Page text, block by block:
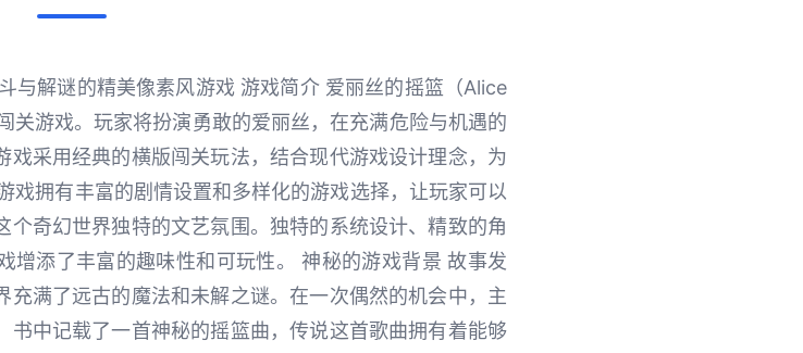
与解谜的精美像素风游戏 游戏简介 爱丽丝的摇篮（Alice
关游戏。玩家将扮演勇敢的爱丽丝，在充满危险与机遇的
采用经典的横版闯关玩法，结合现代游戏设计理念，为
戏拥有丰富的剧情设置和多样化的游戏选择，让玩家可以
个奇幻世界独特的文艺氛围。独特的系统设计、精致的角
增添了丰富的趣味性和可玩性。 神秘的游戏背景 故事发
满了远古的魔法和未解之谜。在一次偶然的机会中，主
书中记载了一首神秘的摇篮曲，传说这首歌曲拥有着能够